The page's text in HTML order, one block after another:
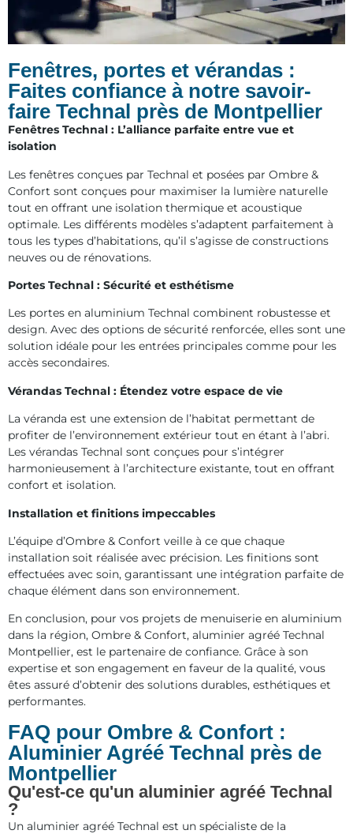
Fenêtres, portes et vérandas :
Faites confiance à notre savoir-
faire Technal près de Montpellier
Fenêtres Technal : L’alliance parfaite entre vue et
isolation
Les fenêtres conçues par Technal et posées par Ombre &
Confort sont conçues pour maximiser la lumière naturelle
tout en offrant une isolation thermique et acoustique
optimale. Les différents modèles s’adaptent parfaitement à
tous les types d’habitations, qu’il s’agisse de constructions
neuves ou de rénovations.
Portes Technal : Sécurité et esthétisme
Les portes en aluminium Technal combinent robustesse et
design. Avec des options de sécurité renforcée, elles sont une
solution idéale pour les entrées principales comme pour les
accès secondaires.
Vérandas Technal : Étendez votre espace de vie
La véranda est une extension de l’habitat permettant de
profiter de l’environnement extérieur tout en étant à l’abri.
Les vérandas Technal sont conçues pour s’intégrer
harmonieusement à l’architecture existante, tout en offrant
confort et isolation.
Installation et finitions impeccables
L’équipe d’Ombre & Confort veille à ce que chaque
installation soit réalisée avec précision. Les finitions sont
effectuées avec soin, garantissant une intégration parfaite de
chaque élément dans son environnement.
En conclusion, pour vos projets de menuiserie en aluminium
dans la région, Ombre & Confort, aluminier agréé Technal
Montpellier, est le partenaire de confiance. Grâce à son
expertise et son engagement en faveur de la qualité, vous
êtes assuré d’obtenir des solutions durables, esthétiques et
performantes.
FAQ pour Ombre & Confort :
Aluminier Agréé Technal près de
Montpellier
Qu'est-ce qu'un aluminier agréé Technal
?
Un aluminier agréé Technal est un spécialiste de la